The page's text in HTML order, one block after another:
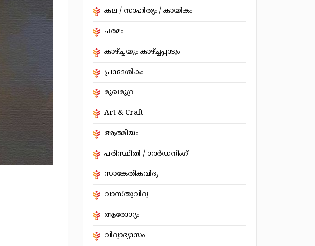
കല / സാഹിത്യം / കായികം
ചരമം
കാഴ്ച്ചയും കാഴ്ച്ചപ്പാടും
പ്രാദേശികം
മുഖമുദ്ര
Art & Craft
ആത്മീയം
പരിസ്ഥിതി / ഗാർഡനിംഗ്
സാങ്കേതികവിദ്യ
വാസ്തുവിദ്യ
ആരോഗ്യം
വിദ്യാഭ്യാസം